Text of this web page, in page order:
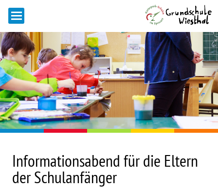
Informationsabend für die Eltern
der Schulanfänger